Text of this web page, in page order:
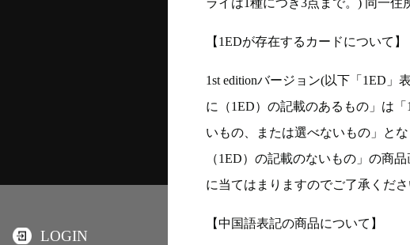
ライは1種につき3点まで。) 同一住
【1EDが存在するカードについて】
1st editionバージョン(以下「1ED
に（1ED）の記載のあるもの」は
いもの、または選べないもの」と
（1ED）の記載のないもの」の商
に当てはまりますのでご了承くださ
【中国語表記の商品について】
LOGIN